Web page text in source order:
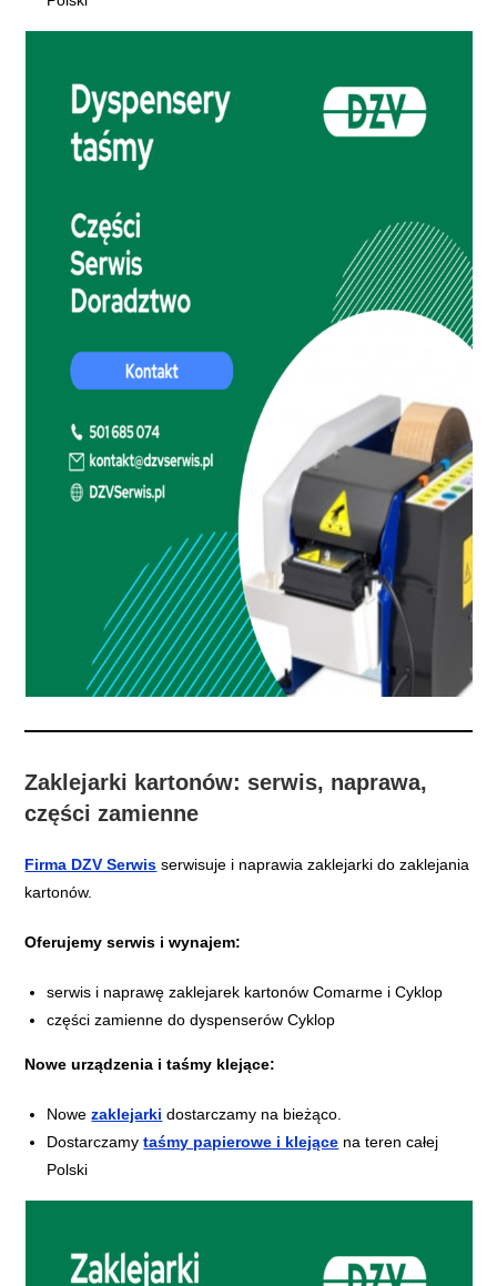
Zaklejarki kartonów: serwis, naprawa,
części zamienne
Firma DZV Serwis serwisuje i naprawia zaklejarki do zaklejania
kartonów.
Oferujemy serwis i wynajem:
serwis i naprawę zaklejarek kartonów Comarme i Cyklop
części zamienne do dyspenserów Cyklop
Nowe urządzenia i taśmy klejące:
Nowezaklejarki dostarczamy na bieżąco.
Dostarczamytaśmy papierowe i klejące na teren całej
Polski